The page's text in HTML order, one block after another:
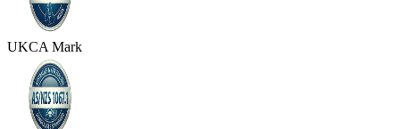
UKCA Mark